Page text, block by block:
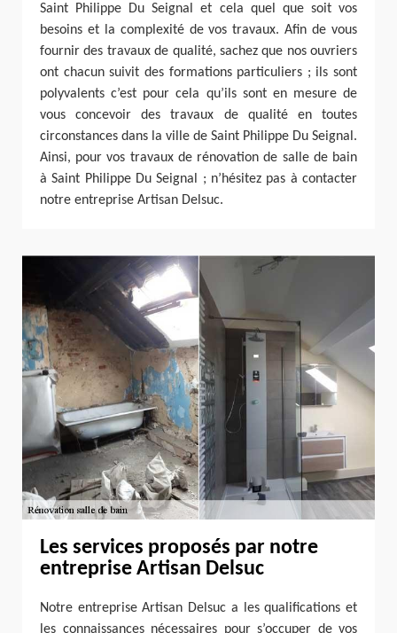
Saint Philippe Du Seignal et cela quel que soit vos
besoins et la complexité de vos travaux. Afin de vous
fournir des travaux de qualité, sachez que nos ouvriers
ont chacun suivit des formations particuliers ; ils sont
polyvalents c’est pour cela qu’ils sont en mesure de
vous concevoir des travaux de qualité en toutes
circonstances dans la ville de Saint Philippe Du Seignal.
Ainsi, pour vos travaux de rénovation de salle de bain
à Saint Philippe Du Seignal ; n’hésitez pas à contacter
notre entreprise Artisan Delsuc.
Les services proposés par notre
entreprise Artisan Delsuc
Notre entreprise Artisan Delsuc a les qualifications et
les connaissances nécessaires pour s’occuper de vos